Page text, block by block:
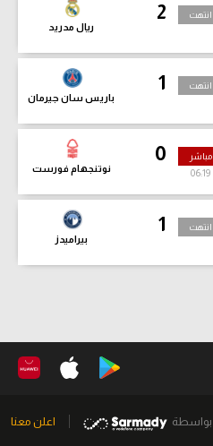
2
ريال مدريد
انتهت
1
باريس سان جيرمان
انتهت
0
نوتنجهام فورست
مباشر
06:21
1
بيراميدز
انتهت
بواسطة اعلن معنا